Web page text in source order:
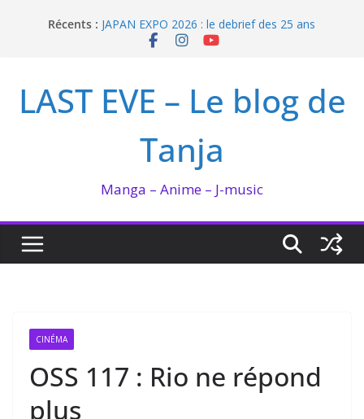
Récents : JAPAN EXPO 2026 : le debrief des 25 ans
Bilan lecture et visionnage de juillet 2026
Enomoto n’est pas un ange
LAST EVE – Le blog de
Tanja
Manga – Anime – J-music
CINÉMA
OSS 117 : Rio ne répond
plus